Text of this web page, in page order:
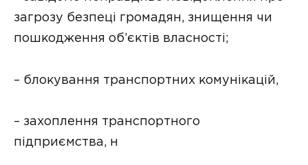
загрозу безпеці громадян, знищення чи
пошкодження об’єктів власності;
– блокування транспортних комунікацій,
– захоплення транспортного
підприємства, н